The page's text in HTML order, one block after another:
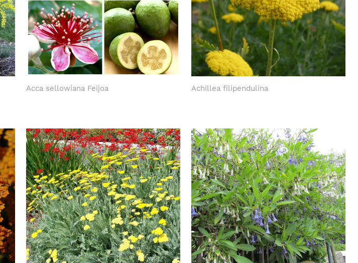
Acca sellowiana Feijoa Achillea filipendulina